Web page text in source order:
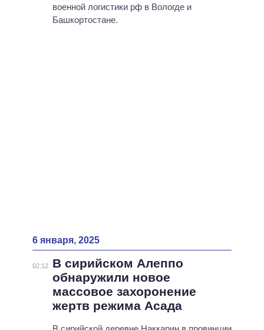
ГЛАВЫ ОБЛАДМИНИСТРАЦИЙ
МЭРЫ
СРАВНЕНИЕ ПОЛИТИКОВ
военной логистики рф в Вологде и
Башкортостане.
6 января, 2025
02:12
В сирийском Алеппо
обнаружили новое
массовое захоронение
жертв режима Асада